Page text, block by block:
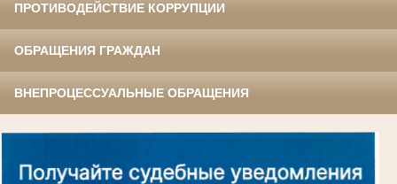
ПРОТИВОДЕЙСТВИЕ КОРРУПЦИИ
ОБРАЩЕНИЯ ГРАЖДАН
ВНЕПРОЦЕССУАЛЬНЫЕ ОБРАЩЕНИЯ